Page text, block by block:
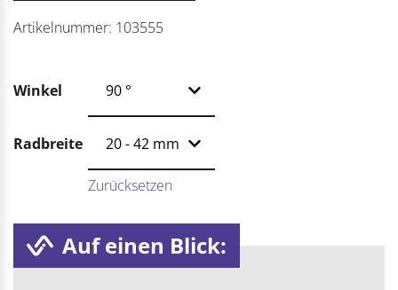
Artikelnummer: 103555
Winkel
Radbreite
Zurücksetzen
Auf einen Blick: